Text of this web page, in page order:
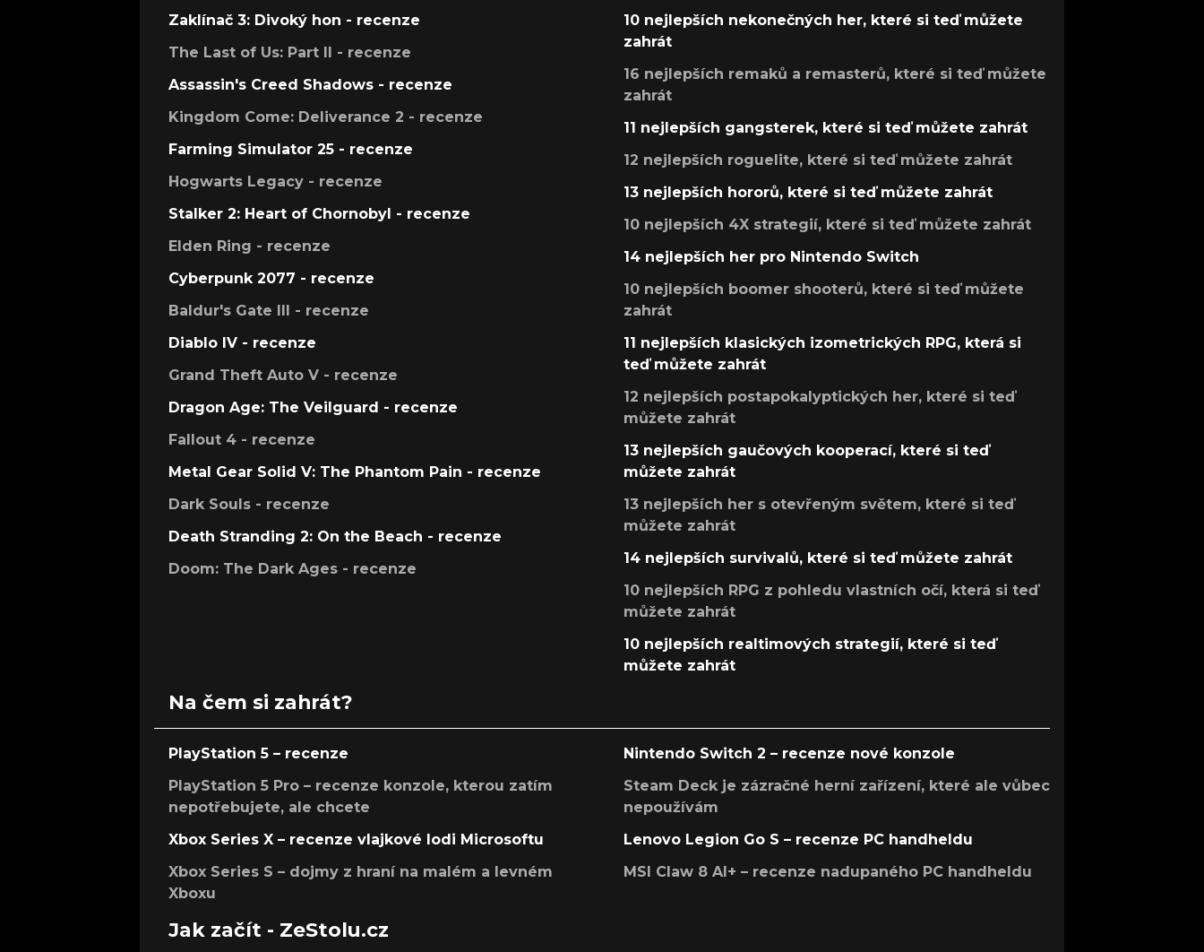
Zaklínač 3: Divoký hon - recenze
The Last of Us: Part II - recenze
Assassin's Creed Shadows - recenze
Kingdom Come: Deliverance 2 - recenze
Farming Simulator 25 - recenze
Hogwarts Legacy - recenze
Stalker 2: Heart of Chornobyl - recenze
Elden Ring - recenze
Cyberpunk 2077 - recenze
Baldur's Gate III - recenze
Diablo IV - recenze
Grand Theft Auto V - recenze
Dragon Age: The Veilguard - recenze
Fallout 4 - recenze
Metal Gear Solid V: The Phantom Pain - recenze
Dark Souls - recenze
Death Stranding 2: On the Beach - recenze
Doom: The Dark Ages - recenze
10 nejlepších nekonečných her, které si teď můžete
zahrát
16 nejlepších remaků a remasterů, které si teď můžete
zahrát
11 nejlepších gangsterek, které si teď můžete zahrát
12 nejlepších roguelite, které si teď můžete zahrát
13 nejlepších hororů, které si teď můžete zahrát
10 nejlepších 4X strategií, které si teď můžete zahrát
14 nejlepších her pro Nintendo Switch
10 nejlepších boomer shooterů, které si teď můžete
zahrát
11 nejlepších klasických izometrických RPG, která si
teď můžete zahrát
12 nejlepších postapokalyptických her, které si teď
můžete zahrát
13 nejlepších gaučových kooperací, které si teď
můžete zahrát
13 nejlepších her s otevřeným světem, které si teď
můžete zahrát
14 nejlepších survivalů, které si teď můžete zahrát
10 nejlepších RPG z pohledu vlastních očí, která si teď
můžete zahrát
10 nejlepších realtimových strategií, které si teď
můžete zahrát
Na čem si zahrát?
PlayStation 5 – recenze
PlayStation 5 Pro – recenze konzole, kterou zatím
nepotřebujete, ale chcete
Xbox Series X – recenze vlajkové lodi Microsoftu
Xbox Series S – dojmy z hraní na malém a levném
Xboxu
Nintendo Switch 2 – recenze nové konzole
Steam Deck je zázračné herní zařízení, které ale vůbec
nepoužívám
Lenovo Legion Go S – recenze PC handheldu
MSI Claw 8 AI+ – recenze nadupaného PC handheldu
Jak začít - ZeStolu.cz